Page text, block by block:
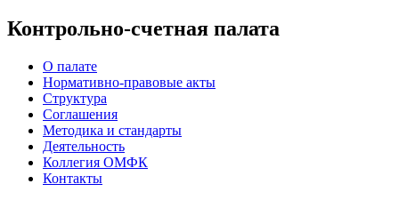
Контрольно-счетная палата
О палате
Нормативно-правовые акты
Структура
Соглашения
Методика и стандарты
Деятельность
Коллегия ОМФК
Контакты